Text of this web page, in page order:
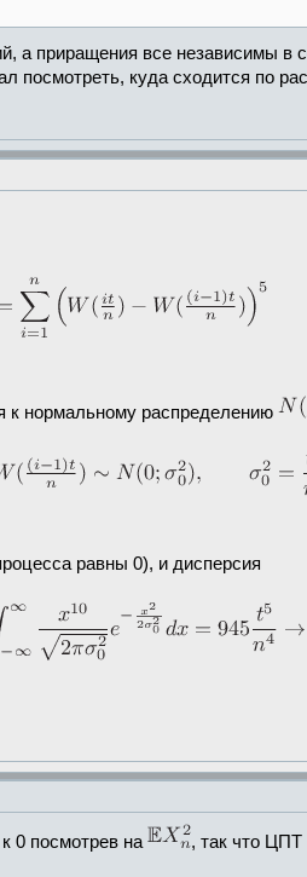
а приращения все независимы в
куда сходится по
к нормальному распределению
равны 0), и дисперсия
0 посмотрев на , так что ЦПТ